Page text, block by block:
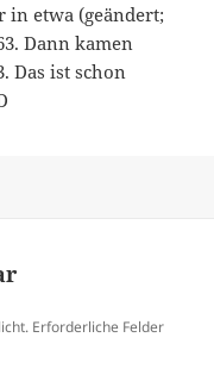
in etwa (geändert;
Dann kamen
Das ist schon
Erforderliche Felder